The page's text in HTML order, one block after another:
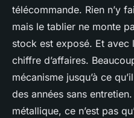
télécommande. Rien n’y
mais le tablier ne monte
stock est exposé. Et avec
chiffre d’affaires.
mécanisme jusqu’à ce
des années sans
métallique, ce n’est pas